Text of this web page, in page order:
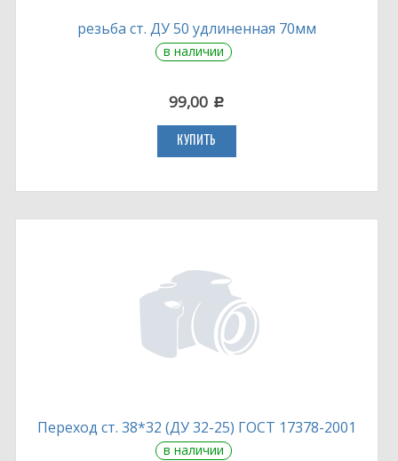
резьба ст. ДУ 50 удлиненная 70мм
в наличии
99,00 c
КУПИТЬ
Переход ст. 38*32 (ДУ 32-25) ГОСТ 17378-2001
в наличии